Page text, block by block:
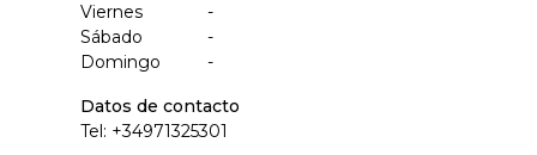
Viernes
-
Sábado
-
Domingo
-
Datos de contacto
Tel: +34971325301